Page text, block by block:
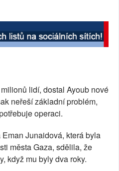
lidí, dostal Ayoub nové
neřeší základní problém,
operaci.
Junaidová, která byla
města Gaza, sdělila, že
když mu byly dva roky.